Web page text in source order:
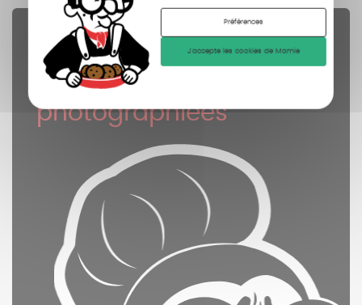
Préférences
J'accepte les cookies de Mamie
Pièces Détachées
contrôlées
nettoyées
photographiées